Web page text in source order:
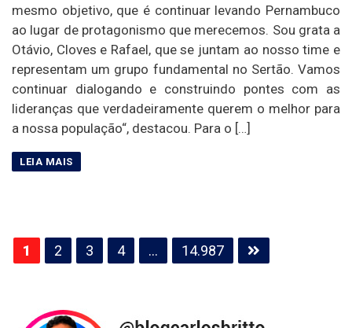
mesmo objetivo, que é continuar levando Pernambuco
ao lugar de protagonismo que merecemos. Sou grata a
Otávio, Cloves e Rafael, que se juntam ao nosso time e
representam um grupo fundamental no Sertão. Vamos
continuar dialogando e construindo pontes com as
lideranças que verdadeiramente querem o melhor para
a nossa população“, destacou. Para o […]
Paginação
de
1 2 3 4 … 14.987